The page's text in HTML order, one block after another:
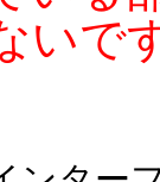
いで